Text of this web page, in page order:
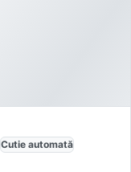
Cutie automată